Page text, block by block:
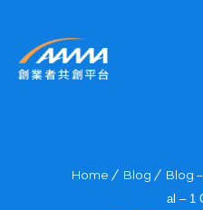
Home Blog Blog
al – 1